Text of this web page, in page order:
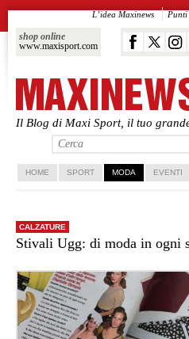
Il Blog di Maxi Sport, il tuo
shop online
www.maxisport.com
L’idea Maxinews
Vai al contenuto principale
Vai al contenuto secondario
HOME SPORT MODA EVENTI
CALZATURE
Stivali Ugg: di moda in ogni